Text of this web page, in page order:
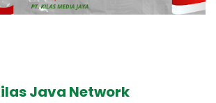
Java Network